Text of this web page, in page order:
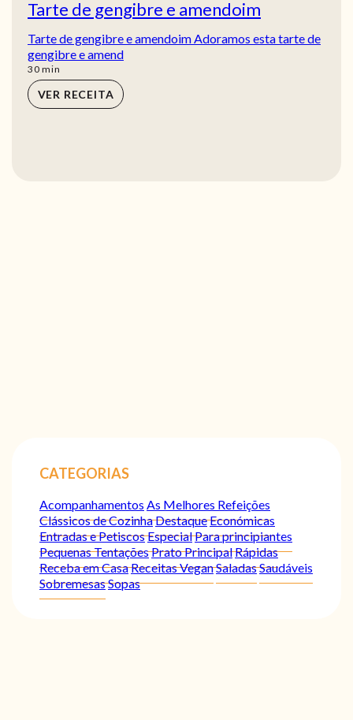
Tarte de gengibre e amendoim
Tarte de gengibre e amendoim Adoramos esta tarte de
gengibre e amend
30min
min
VER RECEITA
CATEGORIAS
Acompanhamentos As Melhores Refeições
Clássicos de CozinhaDestaqueEconómicas
Entradas e PetiscosEspecialPara principiantes
Pequenas TentaçõesPrato PrincipalRápidas
Receba em CasaReceitas VeganSaladasSaudáveis
SobremesasSopas